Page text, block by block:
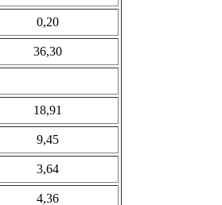
0,20
36,30
18,91
9,45
3,64
4,36